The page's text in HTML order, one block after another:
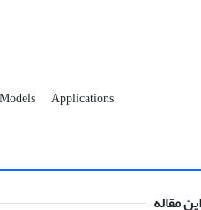
Applications
مقاله